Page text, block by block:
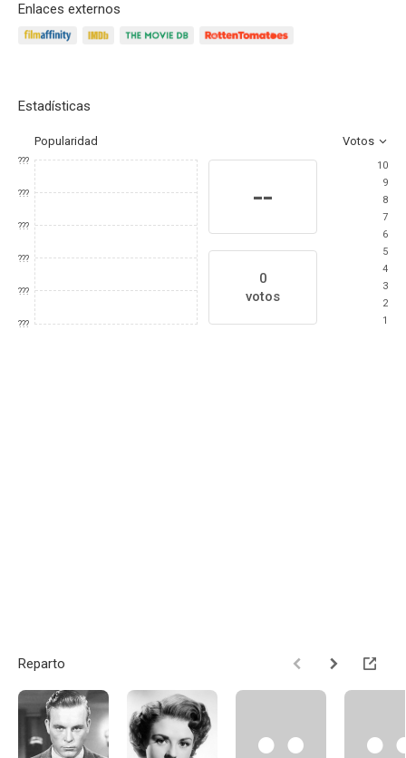
Enlaces externos
Estadísticas
Popularidad Votos
???
???
???
???
???
???
--
0
votos
10
9
8
7
6
5
4
3
2
1
Reparto